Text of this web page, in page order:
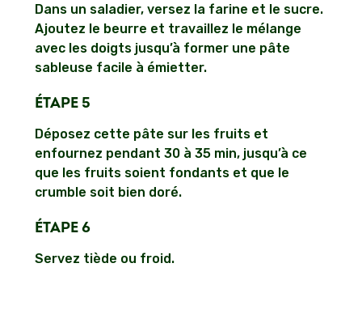
Dans un saladier, versez la farine et le sucre.
Ajoutez le beurre et travaillez le mélange
avec les doigts jusqu’à former une pâte
sableuse facile à émietter.
ÉTAPE 5
Déposez cette pâte sur les fruits et
enfournez pendant 30 à 35 min, jusqu’à ce
que les fruits soient fondants et que le
crumble soit bien doré.
ÉTAPE 6
Servez tiède ou froid.